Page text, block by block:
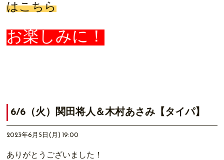
はこちら
お楽しみに！
6/6（火）関田将人＆木村あさみ【タイパ】
2023年6月5日(月) 19:00
ありがとうございました！